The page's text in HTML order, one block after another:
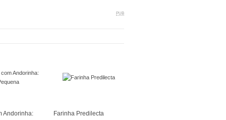
PUB
Andorinha: Farinha Predilecta